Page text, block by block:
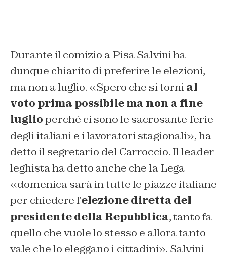
Durante il comizio a Pisa Salvini ha
dunque chiarito di preferire le elezioni,
ma non a luglio. «Spero che si tornial
voto prima possibile ma non a fine
luglioperché ci sono le sacrosante ferie
degli italiani e i lavoratori stagionali», ha
detto il segretario del Carroccio. Il leader
leghista ha detto anche che la Lega
«domenica sarà in tutte le piazze italiane
per chiedere l’elezione diretta del
presidente della Repubblica, tanto fa
quello che vuole lo stesso e allora tanto
vale che lo eleggano i cittadini». Salvini